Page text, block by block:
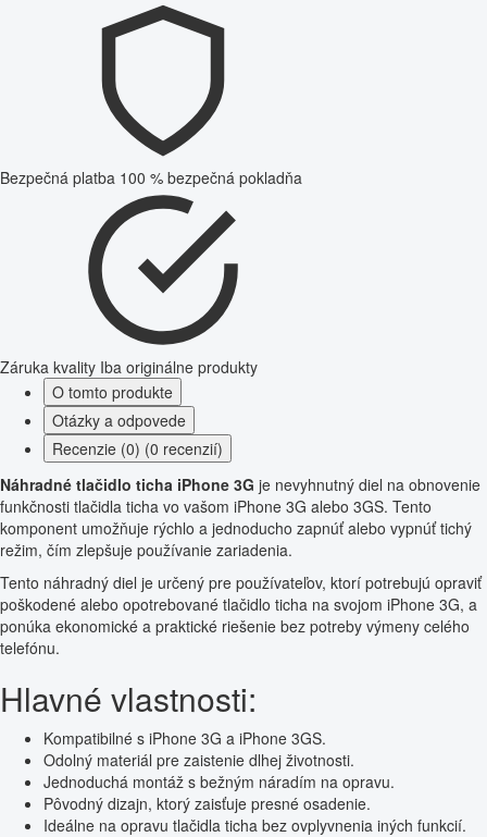
Bezpečná platba 100 % bezpečná pokladňa
Záruka kvality Iba originálne produkty
O tomto produkte
Otázky a odpovede
Recenzie (0) (0 recenzií)
Náhradné tlačidlo ticha iPhone 3G je nevyhnutný diel na obnovenie
funkčnosti tlačidla ticha vo vašom iPhone 3G alebo 3GS. Tento
komponent umožňuje rýchlo a jednoducho zapnúť alebo vypnúť tichý
režim, čím zlepšuje používanie zariadenia.
Tento náhradný diel je určený pre používateľov, ktorí potrebujú opraviť
poškodené alebo opotrebované tlačidlo ticha na svojom iPhone 3G, a
ponúka ekonomické a praktické riešenie bez potreby výmeny celého
telefónu.
Hlavné vlastnosti:
Kompatibilné s iPhone 3G a iPhone 3GS.
Odolný materiál pre zaistenie dlhej životnosti.
Jednoduchá montáž s bežným náradím na opravu.
Pôvodný dizajn, ktorý zaisťuje presné osadenie.
Ideálne na opravu tlačidla ticha bez ovplyvnenia iných funkcií.